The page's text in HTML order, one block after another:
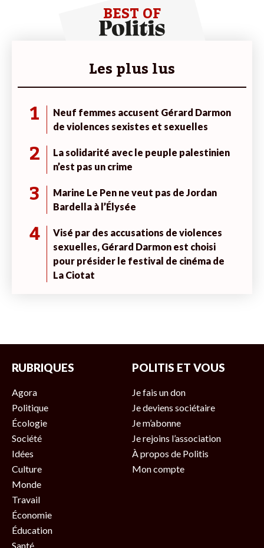
BEST OF
Les plus lus
1
Neuf femmes accusent Gérard Darmon
de violences sexistes et sexuelles
2
La solidarité avec le peuple palestinien
n’est pas un crime
3
Marine Le Pen ne veut pas de Jordan
Bardella à l’Élysée
4
Visé par des accusations de violences
sexuelles, Gérard Darmon est choisi
pour présider le festival de cinéma de
La Ciotat
RUBRIQUES
Agora
Politique
Écologie
Société
Idées
Culture
Monde
Travail
Économie
Éducation
Santé
POLITIS ET VOUS
Je fais un don
Je deviens sociétaire
Je m’abonne
Je rejoins l’association
À propos de Politis
Mon compte